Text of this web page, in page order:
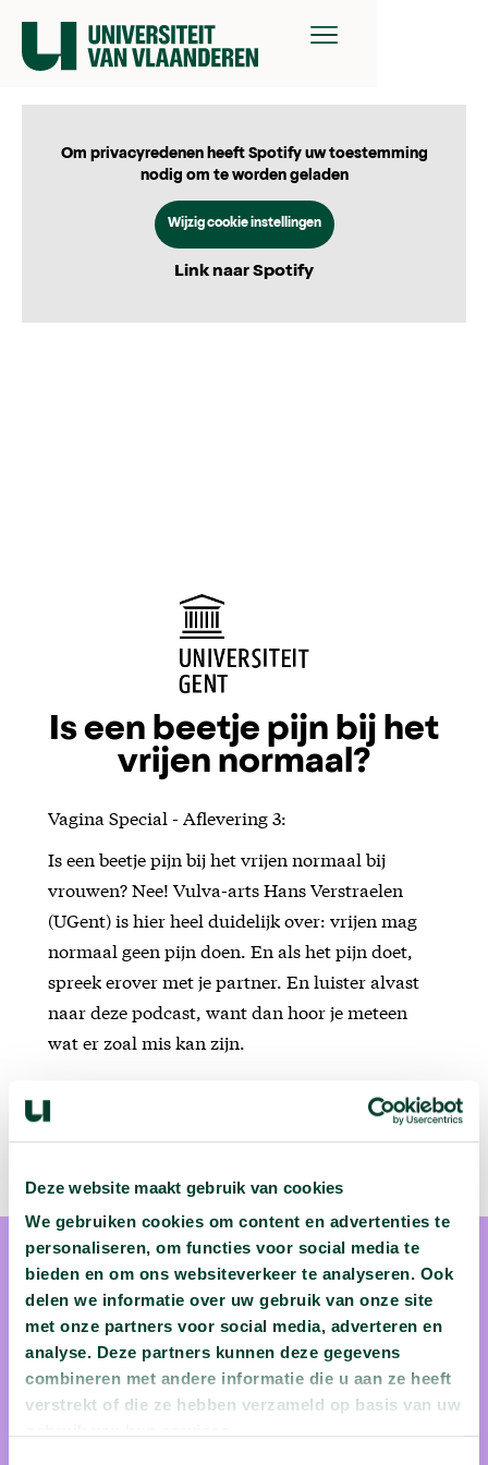
Deze website maakt gebruik van cookies
We gebruiken cookies om content en advertenties te
personaliseren, om functies voor social media te
bieden en om ons websiteverkeer te analyseren. Ook
delen we informatie over uw gebruik van onze site
met onze partners voor social media, adverteren en
analyse. Deze partners kunnen deze gegevens
combineren met andere informatie die u aan ze heeft
verstrekt of die ze hebben verzameld op basis van uw
Om privacyredenen heeft Spotify uw toestemming
nodig om te worden geladen
Wijzig cookie instellingen
Link naar Spotify
Is een beetje pijn bij het
vrijen normaal?
Vagina Special - Aflevering 3:
Is een beetje pijn bij het vrijen normaal bij
vrouwen? Nee! Vulva-arts Hans Verstraelen
(UGent) is hier heel duidelijk over: vrijen mag
normaal geen pijn doen. En als het pijn doet,
spreek erover met je partner. En luister alvast
naar deze podcast, want dan hoor je meteen
wat er zoal mis kan zijn.
prof. dr. Hans Verstraelen
Prof. dr. Hans Verstraelen is hoofddocent aan de UGent en